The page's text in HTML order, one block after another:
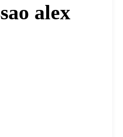
alex